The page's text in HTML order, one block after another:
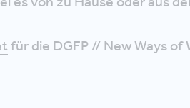
für die DGFP // New Ways of